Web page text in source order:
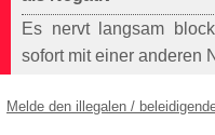
Es nervt langsam
sofort mit einer anderen
Melde den illegalen /